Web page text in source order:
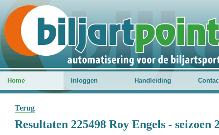
Home Inloggen Handleiding
Terug
Resultaten 225498 Roy Engels - seizoen